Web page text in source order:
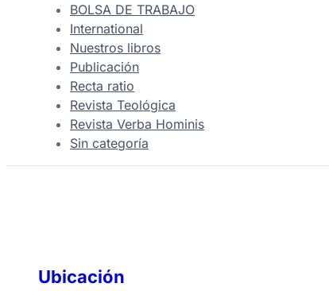
BOLSA DE TRABAJO
International
Nuestros libros
Publicación
Recta ratio
Revista Teológica
Revista Verba Hominis
Sin categoría
Ubicación